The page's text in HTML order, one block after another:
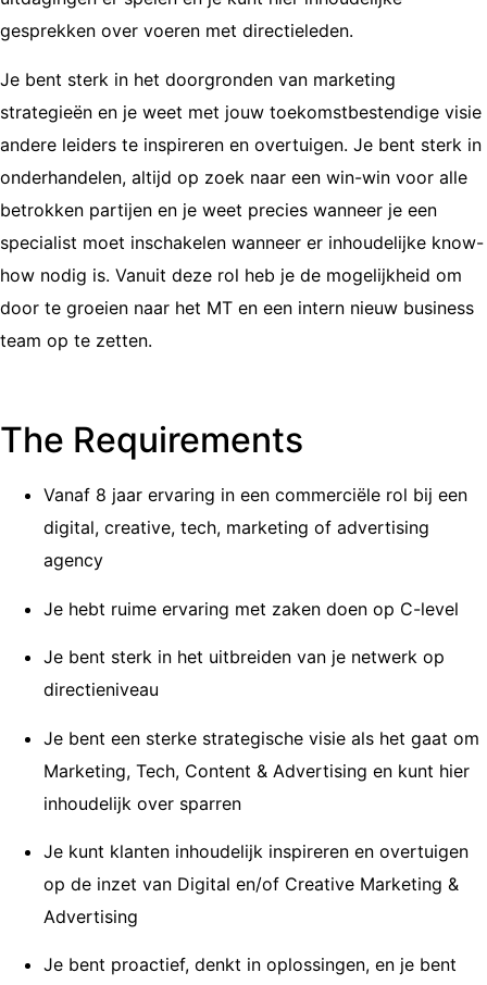
gesprekken over voeren met directieleden.
Je bent sterk in het doorgronden van marketing
strategieën en je weet met jouw toekomstbestendige visie
andere leiders te inspireren en overtuigen. Je bent sterk in
onderhandelen, altijd op zoek naar een win-win voor alle
betrokken partijen en je weet precies wanneer je een
specialist moet inschakelen wanneer er inhoudelijke know-
how nodig is. Vanuit deze rol heb je de mogelijkheid om
door te groeien naar het MT en een intern nieuw business
team op te zetten.
The Requirements
Vanaf 8 jaar ervaring in een commerciële rol bij een
digital, creative, tech, marketing of advertising
agency
Je hebt ruime ervaring met zaken doen op C-level
Je bent sterk in het uitbreiden van je netwerk op
directieniveau
Je bent een sterke strategische visie als het gaat om
Marketing, Tech, Content & Advertising en kunt hier
inhoudelijk over sparren
Je kunt klanten inhoudelijk inspireren en overtuigen
op de inzet van Digital en/of Creative Marketing &
Advertising
Je bent proactief, denkt in oplossingen, en je bent